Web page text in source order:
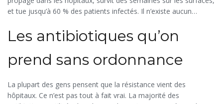
et tue jusqu’à 60 % des patients infectés. Il n’existe aucun
rappel que la résistance ne concerne pas seulement les
antibiotiques. Elle touche tout ce qu’on utilise pour tuer des
microbes.
Les antibiotiques qu’on
prend sans ordonnance
La plupart des gens pensent que la résistance vient des
hôpitaux. Ce n’est pas tout à fait vrai. La majorité des